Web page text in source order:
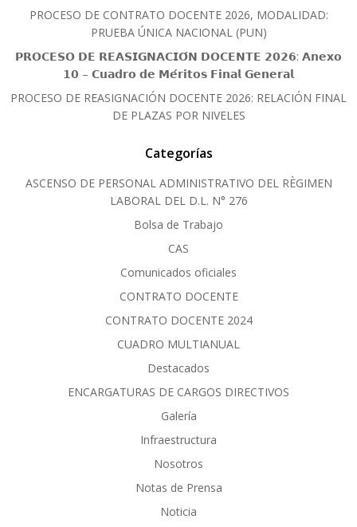
PROCESO DE CONTRATO DOCENTE 2026, MODALIDAD:
PRUEBA ÚNICA NACIONAL (PUN)
𝗣𝗥𝗢𝗖𝗘𝗦𝗢 𝗗𝗘 𝗥𝗘𝗔𝗦𝗜𝗚𝗡𝗔𝗖𝗜𝗢́𝗡 𝗗𝗢𝗖𝗘𝗡𝗧𝗘 𝟮𝟬𝟮𝟲: 𝗔𝗻𝗲𝘅𝗼
𝟭𝟬 – 𝗖𝘂𝗮𝗱𝗿𝗼 𝗱𝗲 𝗠𝗲́𝗿𝗶𝘁𝗼𝘀 𝗙𝗶𝗻𝗮𝗹 𝗚𝗲𝗻𝗲𝗿𝗮𝗹
PROCESO DE REASIGNACIÓN DOCENTE 2026: RELACIÓN FINAL
DE PLAZAS POR NIVELES
Categorías
ASCENSO DE PERSONAL ADMINISTRATIVO DEL RÈGIMEN
LABORAL DEL D.L. N° 276
Bolsa de Trabajo
CAS
Comunicados oficiales
CONTRATO DOCENTE
CONTRATO DOCENTE 2024
CUADRO MULTIANUAL
Destacados
ENCARGATURAS DE CARGOS DIRECTIVOS
Galería
Infraestructura
Nosotros
Notas de Prensa
Noticia